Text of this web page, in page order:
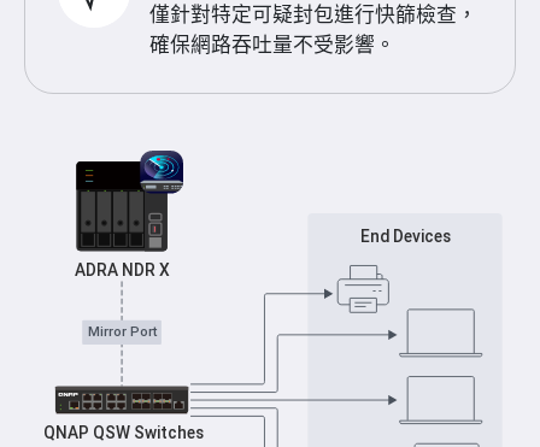
僅針對特定可疑封包進行快篩檢查，
確保網路吞吐量不受影響。